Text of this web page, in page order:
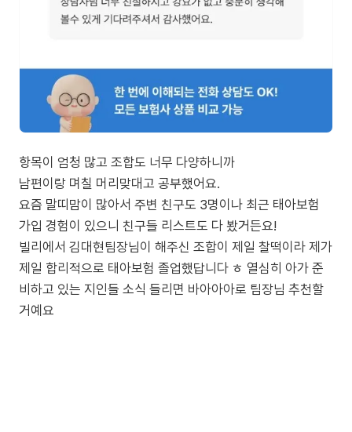
항목이 엄청 많고 조합도 너무 다양하니까
남편이랑 며칠 머리맞대고 공부했어요.
요즘 말띠맘이 많아서 주변 친구도 3명이나 최근 태아보험
가입 경험이 있으니 친구들 리스트도 다 봤거든요!
빌리에서 김대현팀장님이 해주신 조합이 제일 찰떡이라 제가
제일 합리적으로 태아보험 졸업했답니다 ㅎ 열심히 아가 준
비하고 있는 지인들 소식 들리면 바아아아로 팀장님 추천할
거예요